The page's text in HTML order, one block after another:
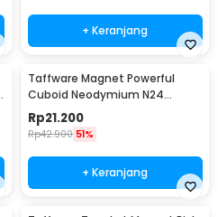
+ Keranjang
Taffware Magnet Powerful
Cuboid Neodymium N24
29x9mm 10 PCS - MG10
Rp21.200
Rp42.900 51%
+ Keranjang